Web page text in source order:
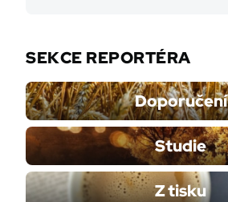
SEKCE REPORTÉRA
Doporučení
Studie
Z tisku